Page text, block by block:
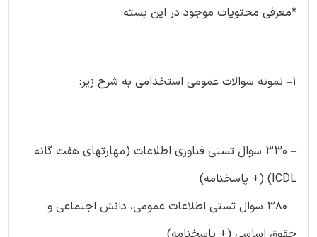
*معرفی محتویات موجود در این بسته:
۱– نمونه سوالات عمومی استخدامی به شرح زیر:
– ۳۳۰ سوال تستی فناوری اطلاعات (مهارتهای هفت گانه
ICDL) (+ پاسخنامه)
– ۳۸۰ سوال تستی اطلاعات عمومی، دانش اجتماعی و